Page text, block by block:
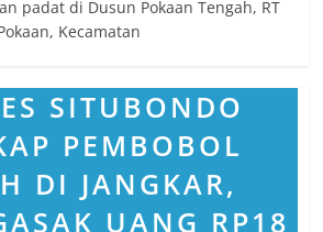
padat di Dusun Pokaan Tengah, RT
Kecamatan